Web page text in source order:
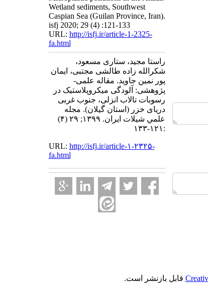
Wetland sediments, Southwest
Caspian Sea (Guilan Province, Iran).
isfj 2020; 29 (4) :121-133
URL: http://isfj.ir/article-1-2325-
fa.html
راستا مجید، ستاری مسعود،
شکرالله زاده طالشی مجتبی، ایمان
پور نمین جاوید. مقاله علمی-
پژوهشی: آلودگی میکروپلاستیک در
رسوبات تالاب انزلی، جنوب غربی
دریای خزر (استان گیلان). مجله
علمي شيلات ايران. ۱۳۹۹; ۲۹ (۴)
:۱۲۱-۱۳۳
URL: http://isfj.ir/article-۱-۲۳۲۵-
fa.html
قابل بازنشر است.